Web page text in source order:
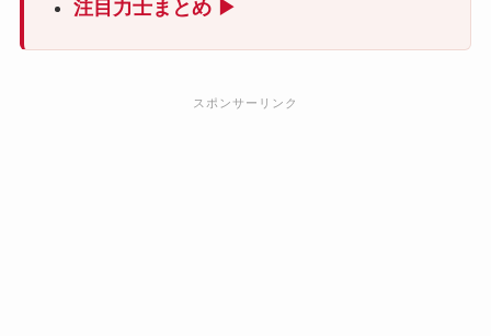
注目力士まとめ ▶
スポンサーリンク